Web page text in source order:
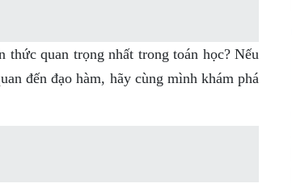
quan trọng nhất trong toán học? Nếu
đến đạo hàm, hãy cùng mình khám phá